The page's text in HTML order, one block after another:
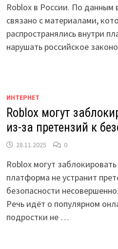
Roblox в России. По данным
связано с материалами,
распространялись внутри
нарушать российское
ИНТЕРНЕТ
Roblox могут
из-за претензий к
28.11.2025 0
Roblox могут
платформа не устранит
безопасности
Речь идёт о популярном
подростки не …